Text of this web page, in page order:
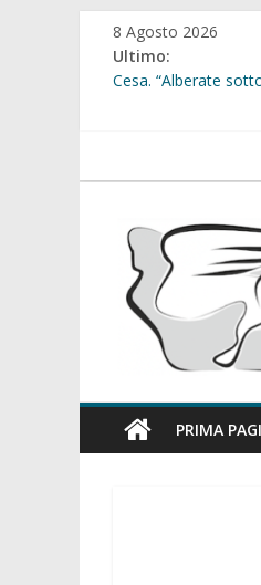
Salta
contenuto
8 Agosto 2026
Ultimo:
Cesa. “Alberate
Sant’Arpino.
PRIMA